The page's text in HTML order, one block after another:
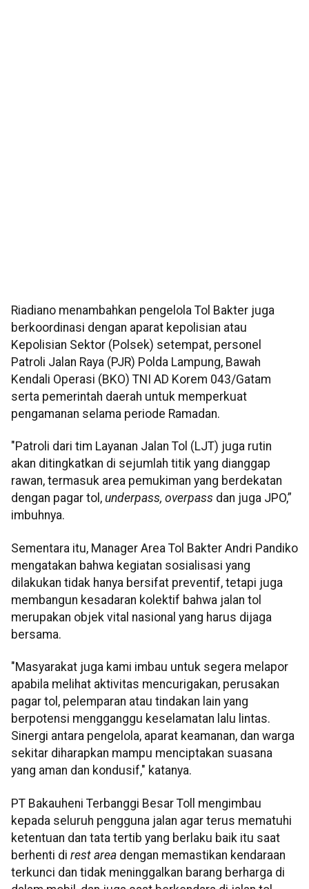
Riadiano menambahkan pengelola Tol Bakter juga
berkoordinasi dengan aparat kepolisian atau
Kepolisian Sektor (Polsek) setempat, personel
Patroli Jalan Raya (PJR) Polda Lampung, Bawah
Kendali Operasi (BKO) TNI AD Korem 043/Gatam
serta pemerintah daerah untuk memperkuat
pengamanan selama periode Ramadan.
"Patroli dari tim Layanan Jalan Tol (LJT) juga rutin
akan ditingkatkan di sejumlah titik yang dianggap
rawan, termasuk area pemukiman yang berdekatan
dengan pagar tol, underpass, overpass dan juga JPO,”
imbuhnya.
Sementara itu, Manager Area Tol Bakter Andri Pandiko
mengatakan bahwa kegiatan sosialisasi yang
dilakukan tidak hanya bersifat preventif, tetapi juga
membangun kesadaran kolektif bahwa jalan tol
merupakan objek vital nasional yang harus dijaga
bersama.
"Masyarakat juga kami imbau untuk segera melapor
apabila melihat aktivitas mencurigakan, perusakan
pagar tol, pelemparan atau tindakan lain yang
berpotensi mengganggu keselamatan lalu lintas.
Sinergi antara pengelola, aparat keamanan, dan warga
sekitar diharapkan mampu menciptakan suasana
yang aman dan kondusif," katanya.
PT Bakauheni Terbanggi Besar Toll mengimbau
kepada seluruh pengguna jalan agar terus mematuhi
ketentuan dan tata tertib yang berlaku baik itu saat
berhenti di rest area dengan memastikan kendaraan
terkunci dan tidak meninggalkan barang berharga di